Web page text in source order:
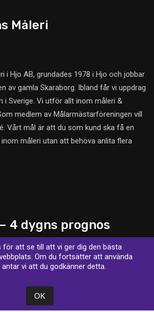
Måleri
i Hjo AB, grundades 1978 i Hjo och jobbar
av gamla Skaraborg. Ibland får vi uppdrag
i Sverige. Vi utför allt inom måleri &
medlem av Målarmästarföreningen vill
Vårt mål är att du som kund ska få en
måleri utan att behöva anlita flera
4 dygns prognos
för att se till att vi ger dig den bästa
Om du fortsätter att använda
vi att du godkänner detta.
OK